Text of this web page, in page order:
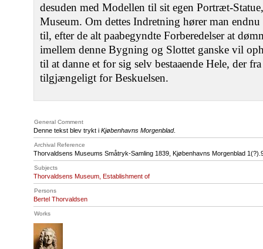
desuden med Modellen til sit egen Portræt-
Museum. Om dettes Indretning hører man
til, efter de alt paabegyndte Forberedelser at
imellem denne Bygning og Slottet ganske vil
til at danne et for sig selv bestaaende Hele, der
tilgjængeligt for Beskuelsen.
General Comment
Denne tekst blev trykt i Kjøbenhavns Morgenblad.
Archival Reference
Thorvaldsens Museums Småtryk-Samling 1839, Kjøbenhavns Morgenblad
Subjects
Thorvaldsens Museum, Establishment of
Persons
Bertel Thorvaldsen
Works